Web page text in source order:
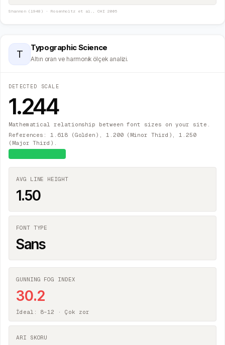
Shannon (1948) · Rosenholtz et al., CHI 2005
T
Typographic Science
Altın oran ve harmonik ölçek analizi.
DETECTED SCALE
1.244
Mathematical relationship between font sizes on your site.
References: 1.618 (Golden), 1.200 (Minor Third), 1.250
(Major Third).
AVG LINE HEIGHT
1.50
FONT TYPE
Sans
GUNNING FOG INDEX
30.2
İdeal: 8–12 · Çok zor
ARI SKORU